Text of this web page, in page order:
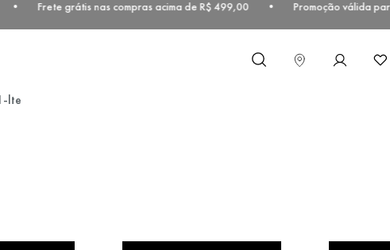
Frete grátis nas compras acima de R$ 499,00 • Promoção válida
O que você procura?
lte